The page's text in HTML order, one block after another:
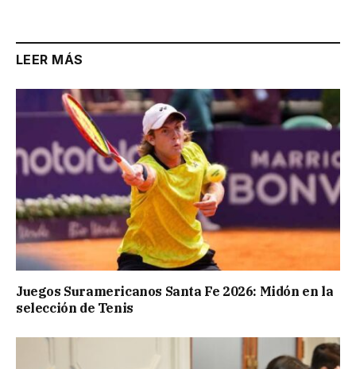
LEER MÁS
Juegos Suramericanos Santa Fe 2026: Midón en la
selección de Tenis